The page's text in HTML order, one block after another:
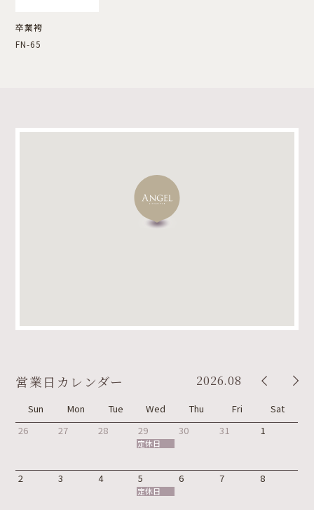
卒業袴
FN-65
営業日カレンダー 2026.08
Sun Mon Tue Wed Thu Fri
Sat
26
27 28 29
定休日
30 31 1
2 3 4 5
定休日
6 7 8